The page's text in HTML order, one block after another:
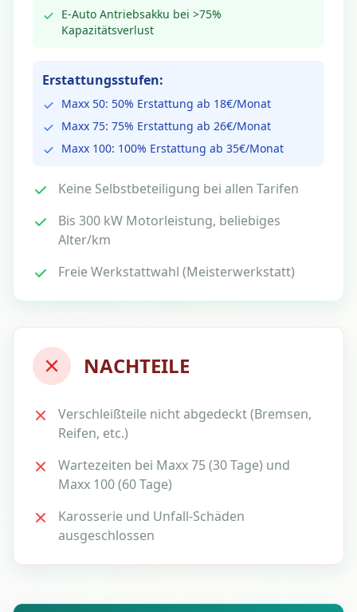
E-Auto Antriebsakku bei >75%
Kapazitätsverlust
Erstattungsstufen:
Maxx 50: 50% Erstattung ab 18€/Monat
Maxx 75: 75% Erstattung ab 26€/Monat
Maxx 100: 100% Erstattung ab 35€/Monat
Keine Selbstbeteiligung bei allen Tarifen
Bis 300 kW Motorleistung, beliebiges
Alter/km
Freie Werkstattwahl (Meisterwerkstatt)
NACHTEILE
Verschleißteile nicht abgedeckt (Bremsen,
Reifen, etc.)
Wartezeiten bei Maxx 75 (30 Tage) und
Maxx 100 (60 Tage)
Karosserie und Unfall-Schäden
ausgeschlossen